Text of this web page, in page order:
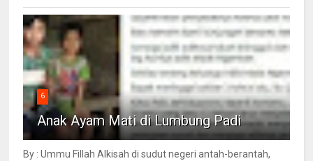
6
Anak Ayam Mati di Lumbung Padi
By : Ummu Fillah Alkisah di sudut negeri antah-berantah,